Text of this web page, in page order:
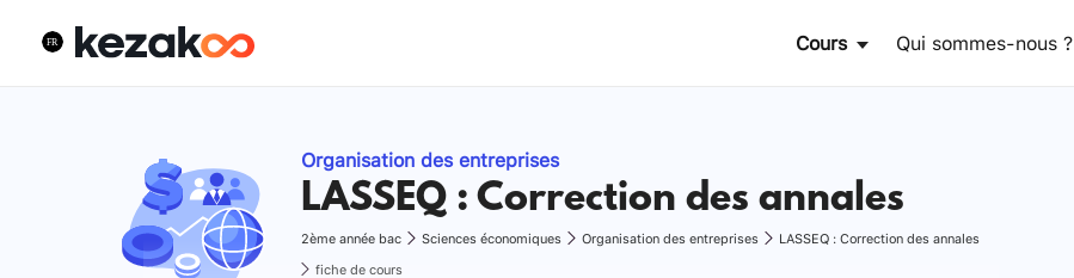
Cours Qui sommes-nous ?
Organisation des entreprises
LASSEQ : Correction des annales
2ème année bac Sciences économiques Organisation des entreprises
LASSEQ : Correction des annales
fiche de cours